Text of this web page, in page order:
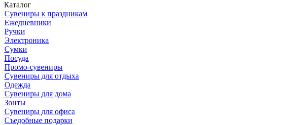
Каталог
Сувениры к праздникам
Ежедневники
Ручки
Электроника
Сумки
Посуда
Промо-сувениры
Сувениры для отдыха
Одежда
Сувениры для дома
Зонты
Сувениры для офиса
Съедобные подарки